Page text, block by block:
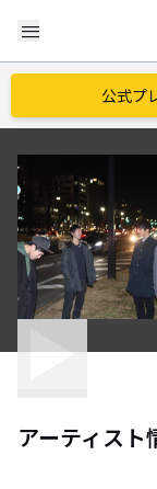
menu
公式プ
アーティスト